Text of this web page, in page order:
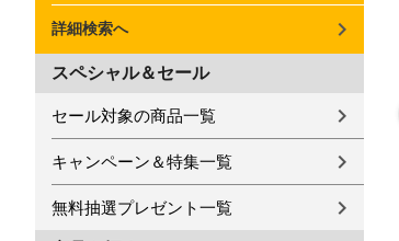
詳細検索へ
スペシャル＆セール
セール対象の商品一覧
キャンペーン＆特集一覧
無料抽選プレゼント一覧